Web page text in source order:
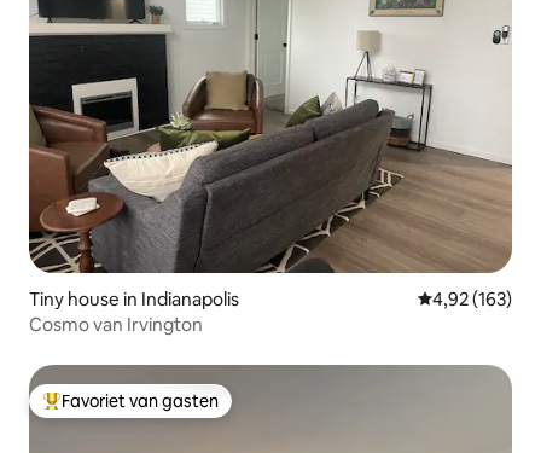
Tiny house in Indianapolis Gemiddelde
4,92 (163)
Cosmo van Irvington
Topfavoriet van gasten
Favoriet van gasten